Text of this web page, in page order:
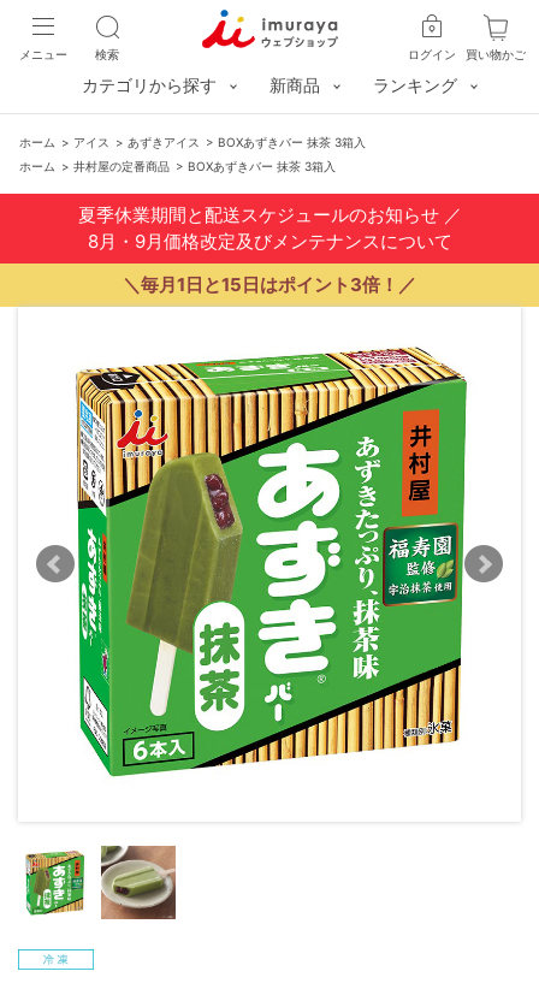
買い物かご
ログイン
検索
メニュー
カテゴリから探す 新商品 ランキング
ホーム > アイス > あずきアイス > BOXあずきバー 抹茶 3箱入
ホーム > 井村屋の定番商品 > BOXあずきバー 抹茶 3箱入
夏季休業期間と配送スケジュールのお知らせ／
8月・9月価格改定及びメンテナンスについて
＼毎月1日と15日はポイント3倍！／